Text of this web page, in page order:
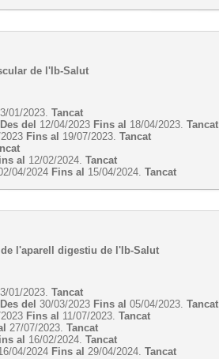
de l'Ib-Salut
01/2023.Tancat
Des del 12/04/2023 Fins al 18/04/2023.Tancat
Fins al 19/07/2023.Tancat
al 12/02/2024.Tancat
04/2024 Fins al 15/04/2024.Tancat
l'aparell digestiu de l'Ib-Salut
01/2023.Tancat
Des del 30/03/2023 Fins al 05/04/2023.Tancat
Fins al 11/07/2023.Tancat
27/07/2023.Tancat
al 16/02/2024.Tancat
04/2024 Fins al 29/04/2024.Tancat